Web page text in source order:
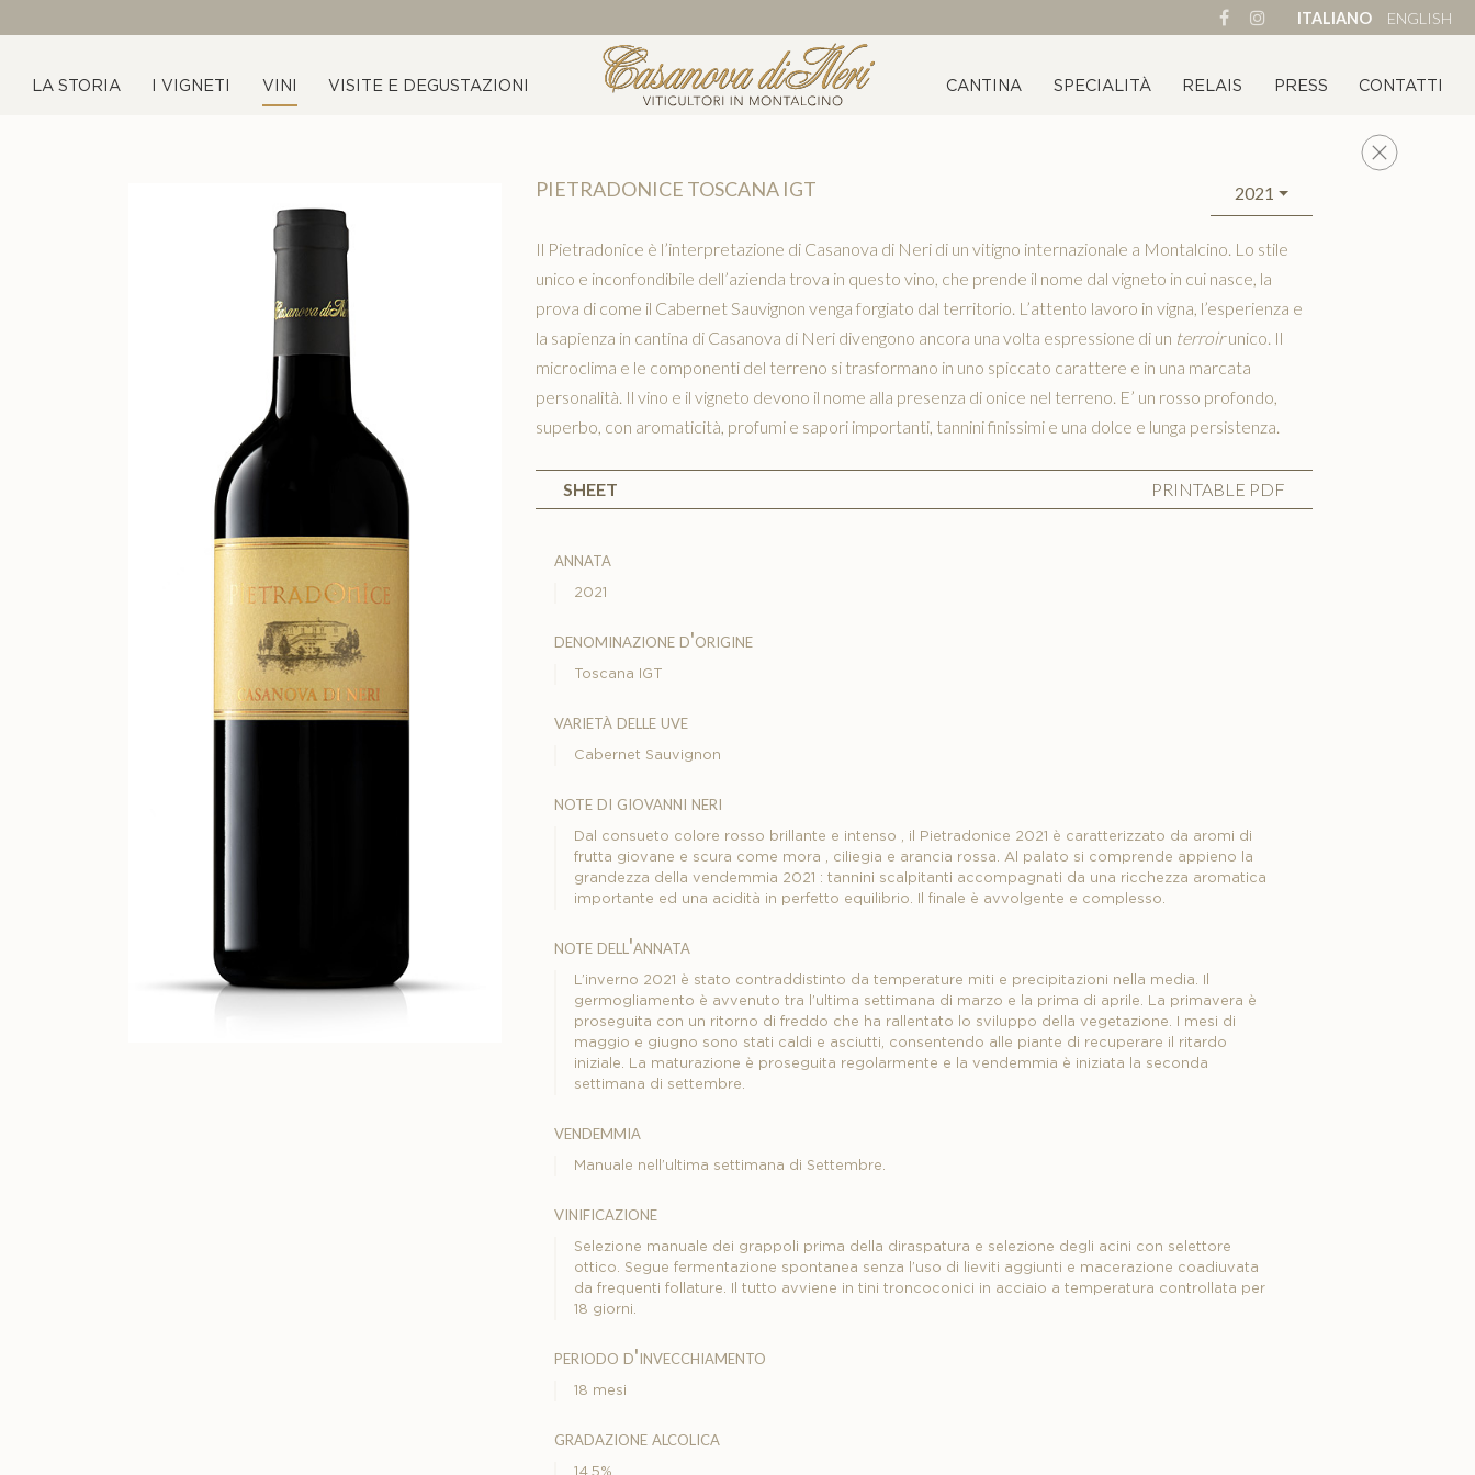
ITALIANO ENGLISH
LA STORIA I VIGNETI VINI VISITE E DEGUSTAZIONI CANTINA SPECIALITÀ RELAIS PRESS CONTATTI
PIETRADONICE TOSCANA IGT 2021
Il Pietradonice è l’interpretazione di Casanova di Neri di un vitigno internazionale a Montalcino. Lo stile
unico e inconfondibile dell’azienda trova in questo vino, che prende il nome dal vigneto in cui nasce, la
prova di come il Cabernet Sauvignon venga forgiato dal territorio. L’attento lavoro in vigna, l’esperienza e
la sapienza in cantina di Casanova di Neri divengono ancora una volta espressione di un terroirunico. Il
microclima e le componenti del terreno si trasformano in uno spiccato carattere e in una marcata
personalità. Il vino e il vigneto devono il nome alla presenza di onice nel terreno. E’ un rosso profondo,
superbo, con aromaticità, profumi e sapori importanti, tannini finissimi e una dolce e lunga persistenza.
SHEET PRINTABLE PDF
annata
2021
denominazione d'origine
Toscana IGT
varietà delle uve
Cabernet Sauvignon
note di giovanni neri
Dal consueto colore rosso brillante e intenso , il Pietradonice 2021 è caratterizzato da aromi di
frutta giovane e scura come mora , ciliegia e arancia rossa. Al palato si comprende appieno la
grandezza della vendemmia 2021 : tannini scalpitanti accompagnati da una ricchezza aromatica
importante ed una acidità in perfetto equilibrio. Il finale è avvolgente e complesso.
note dell'annata
L’inverno 2021 è stato contraddistinto da temperature miti e precipitazioni nella media. Il
germogliamento è avvenuto tra l’ultima settimana di marzo e la prima di aprile. La primavera è
proseguita con un ritorno di freddo che ha rallentato lo sviluppo della vegetazione. I mesi di
maggio e giugno sono stati caldi e asciutti, consentendo alle piante di recuperare il ritardo
iniziale. La maturazione è proseguita regolarmente e la vendemmia è iniziata la seconda
settimana di settembre.
vendemmia
Manuale nell’ultima settimana di Settembre.
vinificazione
Selezione manuale dei grappoli prima della diraspatura e selezione degli acini con selettore
ottico. Segue fermentazione spontanea senza l’uso di lieviti aggiunti e macerazione coadiuvata
da frequenti follature. Il tutto avviene in tini troncoconici in acciaio a temperatura controllata per
18 giorni.
periodo d'invecchiamento
18 mesi
gradazione alcolica